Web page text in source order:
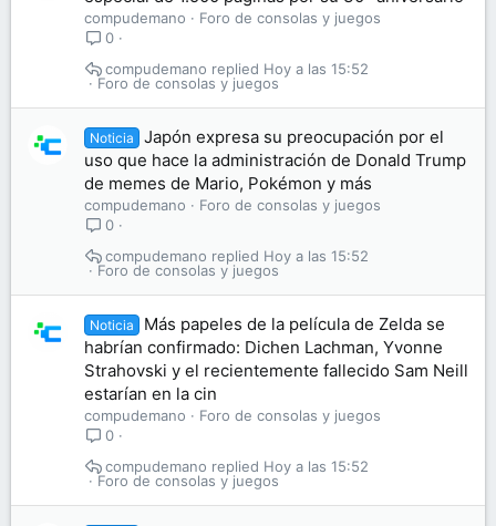
compudemano
Foro de consolas y juegos
0
Foro de consolas y juegos
Hoy a las 15:52
compudemano
Noticia
Japón expresa su preocupación por el
uso que hace la administración de Donald Trump
de memes de Mario, Pokémon y más
compudemano
Foro de consolas y juegos
0
Foro de consolas y juegos
Hoy a las 15:52
compudemano
Noticia
Más papeles de la película de Zelda se
habrían confirmado: Dichen Lachman, Yvonne
Strahovski y el recientemente fallecido Sam Neill
estarían en la cin
compudemano
Foro de consolas y juegos
0
Foro de consolas y juegos
Hoy a las 15:52
compudemano